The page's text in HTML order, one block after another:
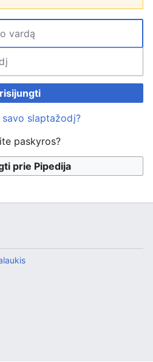
savo slaptažodį?
paskyros?
prie Pipedija